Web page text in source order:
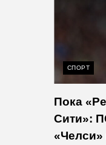
СПОРТ
Пока
Сити»:
«Челси»